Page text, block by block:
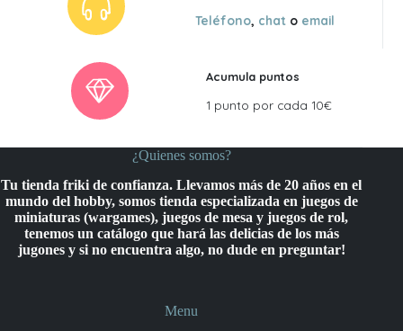
Teléfono, chat o email
Acumula puntos
1 punto por cada 10€
¿Quienes somos?
Tu tienda friki de confianza. Llevamos más de 20 años en el
mundo del hobby, somos tienda especializada en juegos de
miniaturas (wargames), juegos de mesa y juegos de rol,
tenemos un catálogo que hará las delicias de los más
jugones y si no encuentra algo, no dude en preguntar!
Menu